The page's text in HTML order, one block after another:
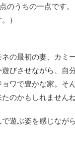
のうちの一点です
）
の最初の妻、カミー
びさせながら、自
ワで豊かな家。そ
のかもしれませんね
遊ぶ姿を感じなが